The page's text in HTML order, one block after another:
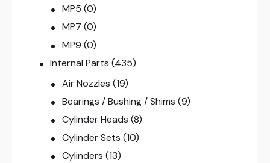
MP5 (0)
MP7 (0)
MP9 (0)
Internal Parts (435)
Air Nozzles (19)
Bearings / Bushing / Shims (9)
Cylinder Heads (8)
Cylinder Sets (10)
Cylinders (13)